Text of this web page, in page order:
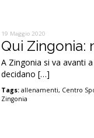
19 Maggio 2020
Qui Zingonia:
A Zingonia si va avanti
decidano […]
Tags: allenamenti, Centro
Zingonia